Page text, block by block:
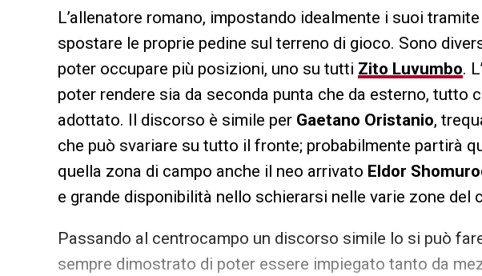
L’allenatore romano, impostando idealmente i suoi
spostare le proprie pedine sul terreno di gioco. Sono
poter occupare più posizioni, uno su tutti Zito Luvumbo.
poter rendere sia da seconda punta che da esterno, tutto
adottato. Il discorso è simile per Gaetano Oristanio,
che può svariare su tutto il fronte; probabilmente partirà
quella zona di campo anche il neo arrivato Eldor
e grande disponibilità nello schierarsi nelle varie zone del
Passando al centrocampo un discorso simile lo si può
sempre dimostrato di poter essere impiegato tanto da